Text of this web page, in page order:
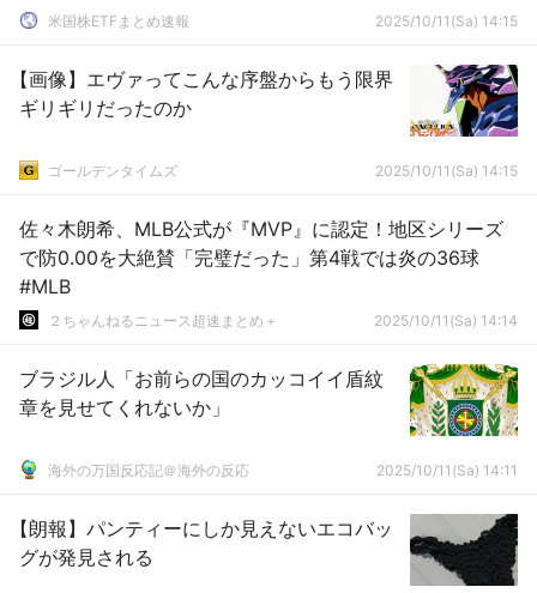
米国株ETFまとめ速報 2025/10/11(Sa) 14:15
【画像】エヴァってこんな序盤からもう限界
ギリギリだったのか
ゴールデンタイムズ 2025/10/11(Sa) 14:15
佐々木朗希、MLB公式が『MVP』に認定！地区シリーズ
で防0.00を大絶賛「完璧だった」第4戦では炎の36球
#MLB
２ちゃんねるニュース超速まとめ＋ 2025/10/11(Sa) 14:14
ブラジル人「お前らの国のカッコイイ盾紋
章を見せてくれないか」
海外の万国反応記＠海外の反応 2025/10/11(Sa) 14:11
【朗報】パンティーにしか見えないエコバッ
グが発見される